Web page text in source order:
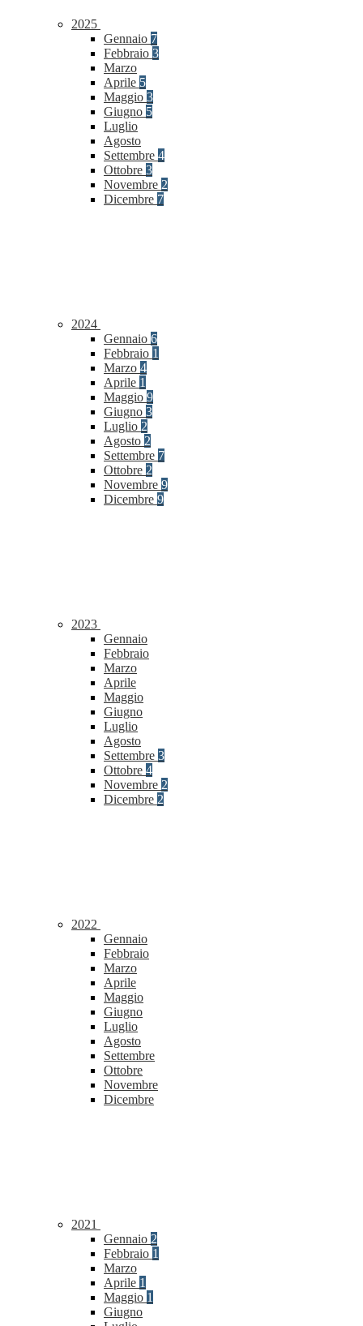
2025
Gennaio 7
Febbraio 3
Marzo
Aprile 5
Maggio 3
Giugno 5
Luglio
Agosto
Settembre 4
Ottobre 3
Novembre 2
Dicembre 7
2024
Gennaio 6
Febbraio 1
Marzo 4
Aprile 1
Maggio 9
Giugno 3
Luglio 2
Agosto 2
Settembre 7
Ottobre 2
Novembre 9
Dicembre 9
2023
Gennaio
Febbraio
Marzo
Aprile
Maggio
Giugno
Luglio
Agosto
Settembre 3
Ottobre 4
Novembre 2
Dicembre 2
2022
Gennaio
Febbraio
Marzo
Aprile
Maggio
Giugno
Luglio
Agosto
Settembre
Ottobre
Novembre
Dicembre
2021
Gennaio 2
Febbraio 1
Marzo
Aprile 1
Maggio 1
Giugno